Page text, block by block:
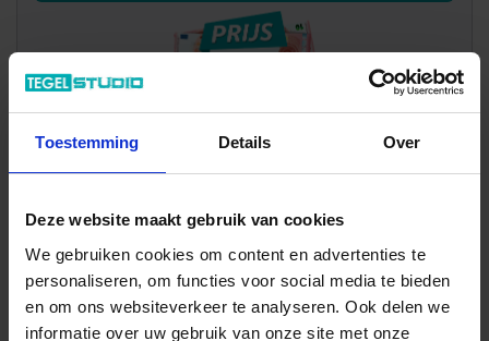
Toestemming Details Over
Deze website maakt gebruik van cookies
We gebruiken cookies om content en advertenties te
personaliseren, om functies voor social media te bieden
en om ons websiteverkeer te analyseren. Ook delen we
informatie over uw gebruik van onze site met onze
Onze verkoopspecialisten staan graag voor je klaar:
Di – Vr 09.00 – 18.00
Za 10.00 – 15.00